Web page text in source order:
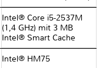
Intel® Core i5-2537M
(1,4 GHz) mit 3 MB
Intel® Smart Cache
Intel® HM75